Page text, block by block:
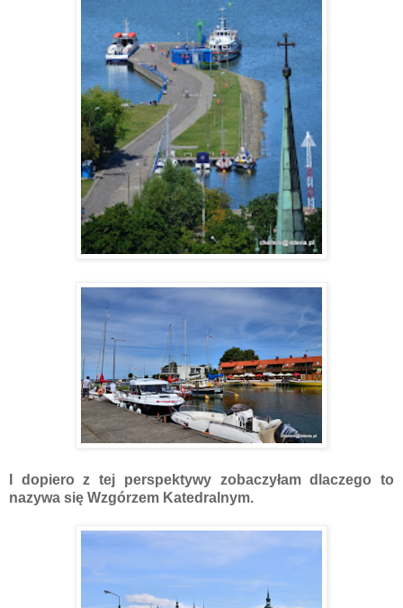
I dopiero z tej perspektywy zobaczyłam dlaczego to
nazywa się Wzgórzem Katedralnym.